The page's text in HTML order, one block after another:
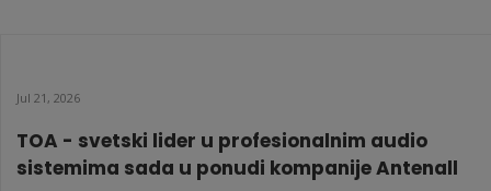
Jul 21, 2026
TOA - svetski lider u profesionalnim audio
sistemima sada u ponudi kompanije Antenall